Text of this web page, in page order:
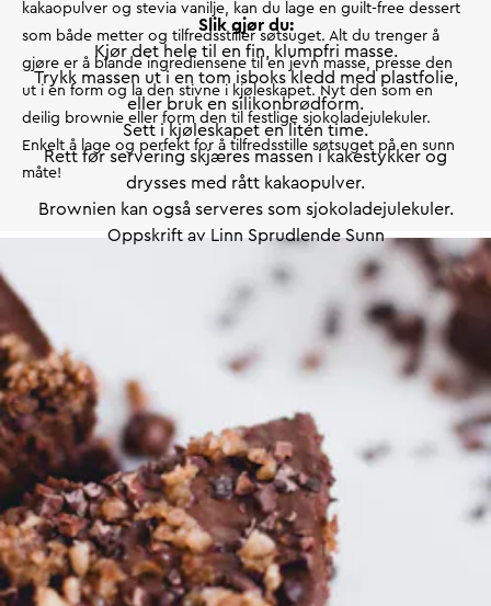
kakaopulver og stevia vanilje, kan du lage en guilt-free dessert
som både metter og tilfredsstiller søtsuget. Alt du trenger å
gjøre er å blande ingrediensene til en jevn masse, presse den
ut i en form og la den stivne i kjøleskapet. Nyt den som en
deilig brownie eller form den til festlige sjokoladejulekuler.
Enkelt å lage og perfekt for å tilfredsstille søtsuget på en sunn
måte!
Slik gjør du:
Kjør det hele til en fin, klumpfri masse.
Trykk massen ut i en tom isboks kledd med plastfolie,
eller bruk en silikonbrødform.
Sett i kjøleskapet en liten time.
Rett før servering skjæres massen i kakestykker og
drysses med rått kakaopulver.
Brownien kan også serveres som sjokoladejulekuler.
Oppskrift av Linn Sprudlende Sunn